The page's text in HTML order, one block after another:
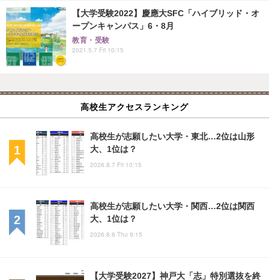
【大学受験2022】慶應大SFC「ハイブリッド・オ
ープンキャンパス」6・8月
教育・受験
2021.5.7 Fri 10:15
高校生アクセスランキング
高校生が志願したい大学・東北…2位は山形
大、1位は？
2026.8.7 Fri 10:15
高校生が志願したい大学・関西…2位は関西
大、1位は？
2026.8.6 Thu 9:15
【大学受験2027】神戸大「志」特別選抜を終